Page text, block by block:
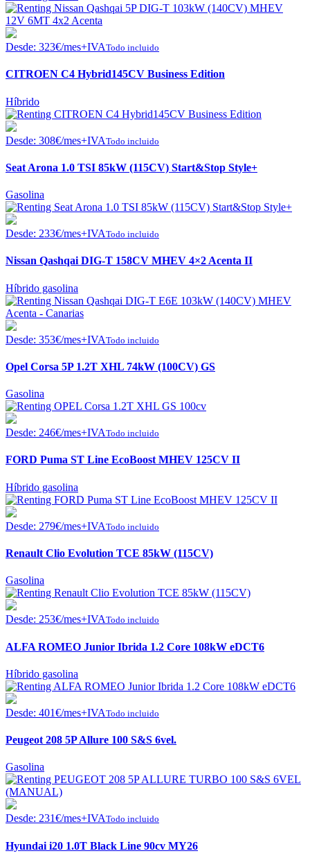
Desde: 323€/mes+IVATodo incluido
CITROEN C4 Hybrid145CV Business Edition
Híbrido
Desde: 308€/mes+IVATodo incluido
Seat Arona 1.0 TSI 85kW (115CV) Start&Stop Style+
Gasolina
Desde: 233€/mes+IVATodo incluido
Nissan Qashqai DIG-T 158CV MHEV 4×2 Acenta II
Híbrido gasolina
Desde: 353€/mes+IVATodo incluido
Opel Corsa 5P 1.2T XHL 74kW (100CV) GS
Gasolina
Desde: 246€/mes+IVATodo incluido
FORD Puma ST Line EcoBoost MHEV 125CV II
Híbrido gasolina
Desde: 279€/mes+IVATodo incluido
Renault Clio Evolution TCE 85kW (115CV)
Gasolina
Desde: 253€/mes+IVATodo incluido
ALFA ROMEO Junior Ibrida 1.2 Core 108kW eDCT6
Híbrido gasolina
Desde: 401€/mes+IVATodo incluido
Peugeot 208 5P Allure 100 S&S 6vel.
Gasolina
Desde: 231€/mes+IVATodo incluido
Hyundai i20 1.0T Black Line 90cv MY26